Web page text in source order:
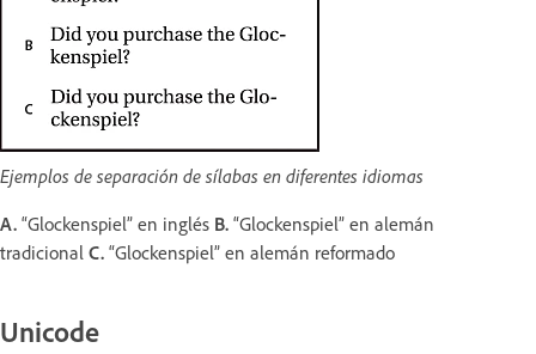
Ejemplos de separación de sílabas en diferentes idiomas
A. “Glockenspiel” en inglés B. “Glockenspiel” en alemán
tradicional C. “Glockenspiel” en alemán reformado
Unicode